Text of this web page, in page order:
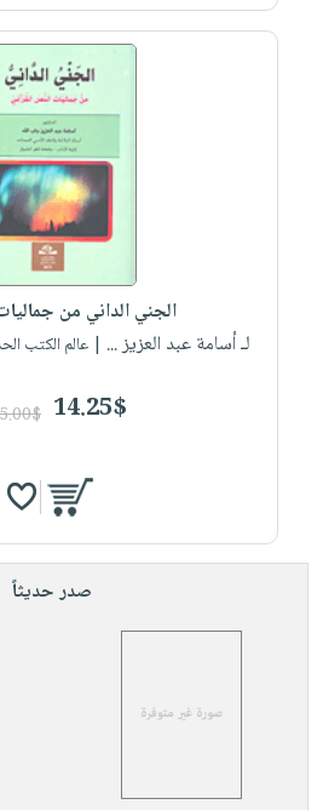
الجني الداني من
لـ أسامة عبد العزيز ... | عالم الكتب
14.25$
صدر حديثاً